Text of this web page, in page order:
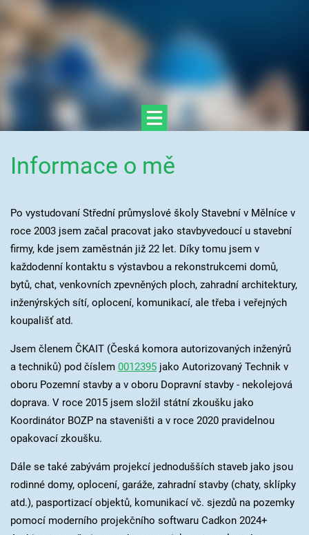
Informace o mě
Po vystudovaní Střední průmyslové školy Stavební v Mělníce v
roce 2003 jsem začal pracovat jako stavbyvedoucí u stavební
firmy, kde jsem zaměstnán již 22 let. Díky tomu jsem v
každodenní kontaktu s výstavbou a rekonstrukcemi domů,
bytů, chat, venkovních zpevněných ploch, zahradní architektury,
inženýrských sítí, oplocení, komunikací, ale třeba i veřejných
koupališť atd.
Jsem členem ČKAIT (Česká komora autorizovaných inženýrů
a techniků) pod číslem 0012395jako Autorizovaný Technik v
oboru Pozemní stavby a v oboru Dopravní stavby - nekolejová
doprava. V roce 2015 jsem složil státní zkoušku jako
Koordinátor BOZP na staveništi a v roce 2020 pravidelnou
opakovací zkoušku.
Dále se také zabývám projekcí jednodušších staveb jako jsou
rodinné domy, oplocení, garáže, zahradní stavby (chaty, sklípky
atd.), pasportizací objektů, komunikací vč. sjezdů na pozemky
pomocí moderního projekčního softwaru Cadkon 2024+